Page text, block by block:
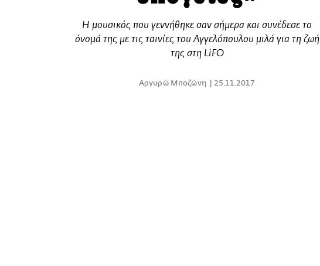
Η μουσικός που γεννήθηκε σαν σήμερα και συνέδεσε το
όνομά της με τις ταινίες του Αγγελόπουλου μιλά για τη ζωή
της στη LiFO
Αργυρώ Μποζώνη 25.11.2017